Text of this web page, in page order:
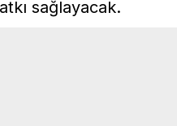
sağlayacak.